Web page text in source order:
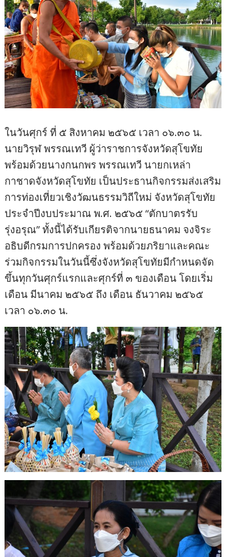
ในวันศุกร์ ที่ ๕ สิงหาคม ๒๕๖๕ เวลา ๐๖.๓๐ น.
นายวิรุฬ พรรณเทวี ผู้ว่าราชการจังหวัดสุโขทัย
พร้อมด้วยนางกนกพร พรรณเทวี นายกเหล่า
กาชาดจังหวัดสุโขทัย เป็นประธานกิจกรรมส่งเสริม
การท่องเที่ยวเชิงวัฒนธรรมวิถีใหม่ จังหวัดสุโขทัย
ประจำปีงบประมาณ พ.ศ. ๒๕๖๕ “ตักบาตรรับ
รุ่งอรุณ” ทั้งนี้ได้รับเกียรติจากนายธนาคม จงจิระ
อธิบดีกรมการปกครอง พร้อมด้วยภริยาและคณะ
ร่วมกิจกรรมในวันนี้ซึ่งจังหวัดสุโขทัยมีกำหนดจัด
ขึ้นทุกวันศุกร์แรกและศุกร์ที่ ๓ ของเดือน โดยเริ่ม
เดือน มีนาคม ๒๕๖๕ ถึง เดือน ธันวาคม ๒๕๖๕
เวลา ๐๖.๓๐ น.